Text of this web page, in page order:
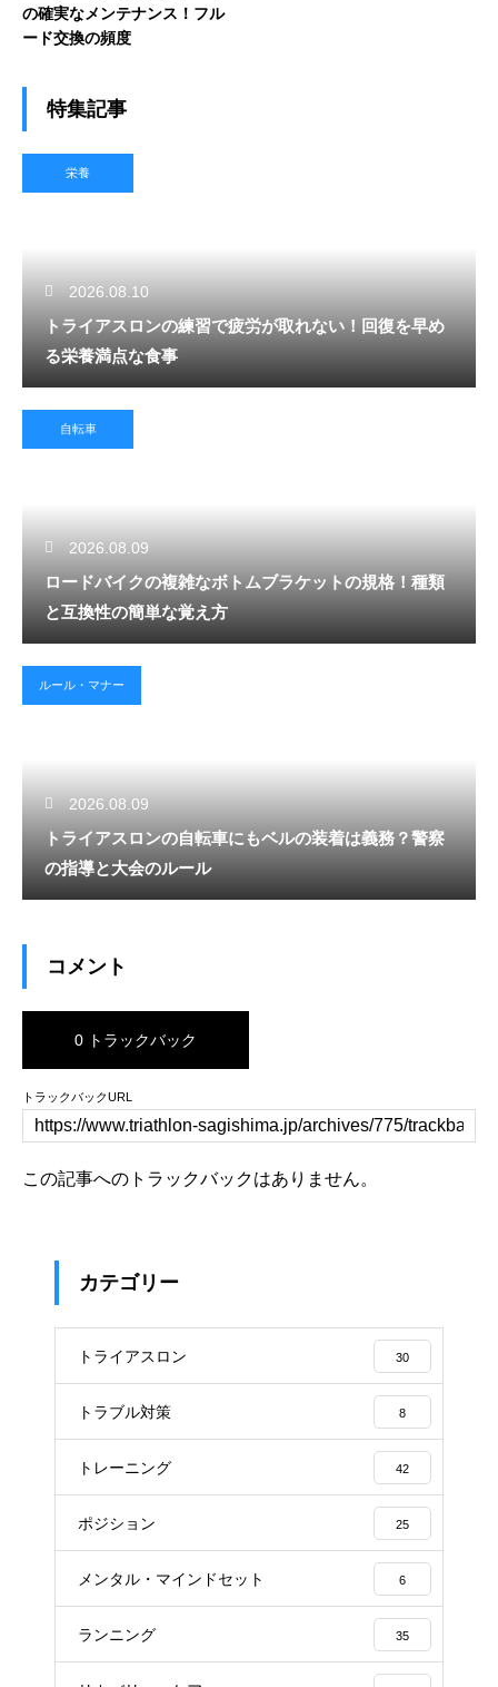
の確実なメンテナンス！フル
ード交換の頻度
特集記事
栄養
2026.08.10
トライアスロンの練習で疲労が取れない！回復を早め
る栄養満点な食事
自転車
2026.08.09
ロードバイクの複雑なボトムブラケットの規格！種類
と互換性の簡単な覚え方
ルール・マナー
2026.08.09
トライアスロンの自転車にもベルの装着は義務？警察
の指導と大会のルール
コメント
0 トラックバック
トラックバックURL
この記事へのトラックバックはありません。
カテゴリー
トライアスロン 30
トラブル対策 8
トレーニング 42
ポジション 25
メンタル・マインドセット 6
ランニング 35